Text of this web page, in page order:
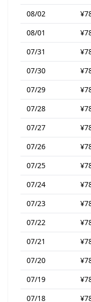
08/02
08/01
07/31
07/30
07/29
07/28
07/27
07/26
07/25
07/24
07/23
07/22
07/21
07/20
07/19
07/18